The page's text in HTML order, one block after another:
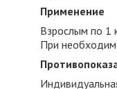
Применение
Взрослым по 1
При